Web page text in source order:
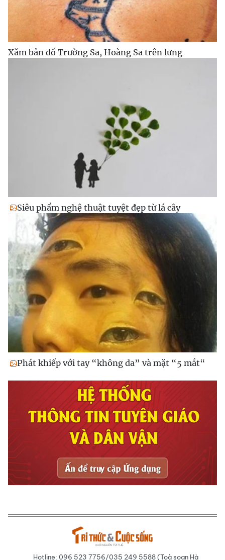
Xăm bản đồ Trường Sa, Hoàng Sa trên lưng
Siêu phẩm nghệ thuật tuyệt đẹp từ lá cây
Phát khiếp với tay “không da” và mặt “5 mắt“
Hotline: 096 523 7756/035 249 5588 (Toà soạn Hà